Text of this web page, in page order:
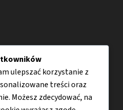
ulepszać korzystanie z
treści oraz
Możesz zdecydować, na